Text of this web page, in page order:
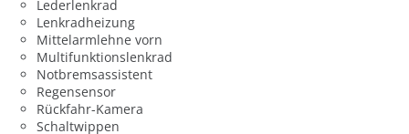
Lederlenkrad
Lenkradheizung
Mittelarmlehne vorn
Multifunktionslenkrad
Notbremsassistent
Regensensor
Rückfahr-Kamera
Schaltwippen